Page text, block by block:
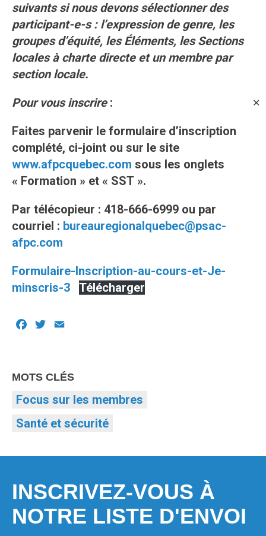
✕
suivants si nous devons sélectionner des
participant-e-s : l’expression de genre, les
groupes d’équité, les Éléments, les Sections
locales à charte directe et un membre par
section locale.
Pour vous inscrire:
Faites parvenir le formulaire d’inscription
complété, ci-joint ou sur le site
www.afpcquebec.com sous les onglets
« Formation » et « SST ».
Par télécopieur : 418-666-6999 ou par
courriel : bureauregionalquebec@psac-
afpc.com
Formulaire-Inscription-au-cours-et-Je-
minscris-3
Télécharger
Facebook
Twitter
MOTS CLÉS
Focus sur les membres
Santé et sécurité
INSCRIVEZ-VOUS À
NOTRE LISTE D'ENVOI